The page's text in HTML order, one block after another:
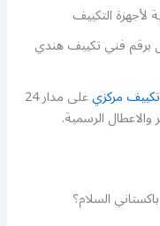
لأجهزة التكييف
برقم فني تكييف هندي
مركزي على مدار 24
الرسمية.
السلام؟